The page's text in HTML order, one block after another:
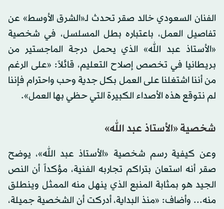
الفنان السعودي خالد صقر تحدث لـ«الشرق الأوسط» عن
تفاصيل العمل، باعتباره بطل المسلسل، في شخصية
«الأستاذ عبد الله» الذي يحمل درجة الماجستير من
بريطانيا في تخصص إصلاح التعليم، قائلاً: «على الرغم
من أننا اشتغلنا على العمل بكل جدية وحب واحترام فإننا
لم نتوقع هذه الأصداء الكبيرة التي حظي بها العمل».
شخصية «الأستاذ عبد الله»
وعن كيفية رسم شخصية «الأستاذ عبد الله»، يوضح
صقر أنه استعان بتراكم تجاربه الفنية، مؤكداً أن النص
الجيد هو بمثابة المنبع الذي ينهل منه الممثل وينطلق
منه... وأضاف: «منذ البداية، أدركت أن الشخصية جميلة،